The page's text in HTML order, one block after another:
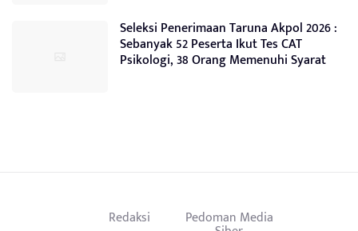
Seleksi Penerimaan Taruna Akpol 2026 :
Sebanyak 52 Peserta Ikut Tes CAT
Psikologi, 38 Orang Memenuhi Syarat
Redaksi Pedoman Media